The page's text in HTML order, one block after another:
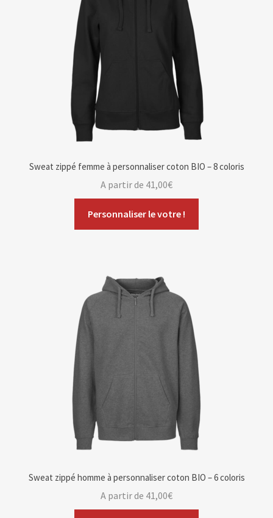
Sweat zippé femme à personnaliser coton BIO – 8 coloris
Personnaliser le votre !
A partir de 41,00€
Sweat zippé homme à personnaliser coton BIO – 6 coloris
A partir de 41,00€